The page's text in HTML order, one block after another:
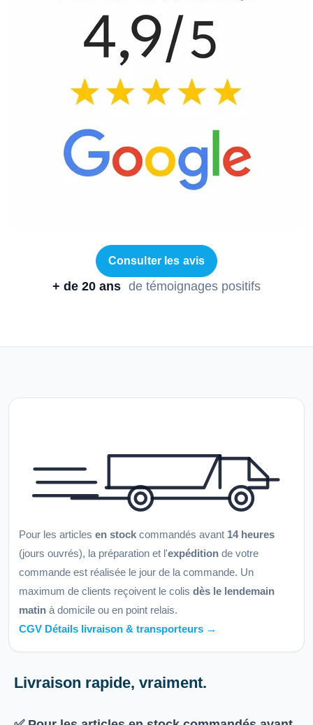
Consulter les avis
+ de 20 ans de témoignages positifs
Pour les articles en stock commandés avant 14 heures
(jours ouvrés), la préparation et l'expédition de votre
commande est réalisée le jour de la commande. Un
maximum de clients reçoivent le colis dès le lendemain
matin à domicile ou en point relais.
CGV Détails livraison & transporteurs →
Livraison rapide, vraiment.